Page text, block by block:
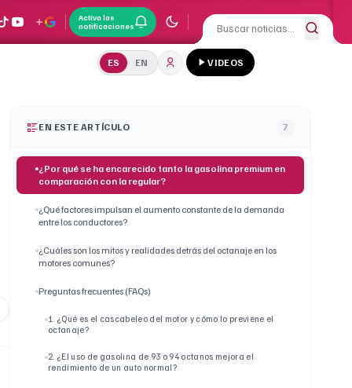
Activa las
notificaciones
ES EN VIDEOS
EN ESTE ARTÍCULO 7
¿Por qué se ha encarecido tanto la gasolina premium en
comparación con la regular?
¿Qué factores impulsan el aumento constante de la demanda
entre los conductores?
¿Cuáles son los mitos y realidades detrás del octanaje en los
motores comunes?
Preguntas frecuentes (FAQs)
1. ¿Qué es el cascabeleo del motor y cómo lo previene el
octanaje?
2. ¿El uso de gasolina de 93 o 94 octanos mejora el
rendimiento de un auto normal?